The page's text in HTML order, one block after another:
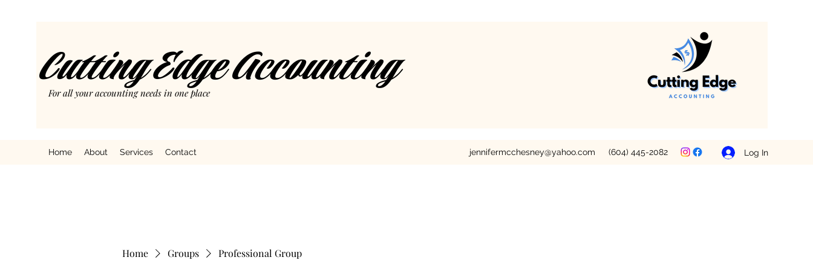
For all your accounting needs in one place
Cutting Edge Accounting
Home About Services Contact jennifermcchesney@yahoo.com (604) 445-2082 Log In
Home Groups Professional Group